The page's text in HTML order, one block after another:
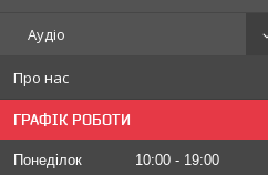
Аудіо
Про нас
ГРАФІК РОБОТИ
Понеділок 10:00
19:00